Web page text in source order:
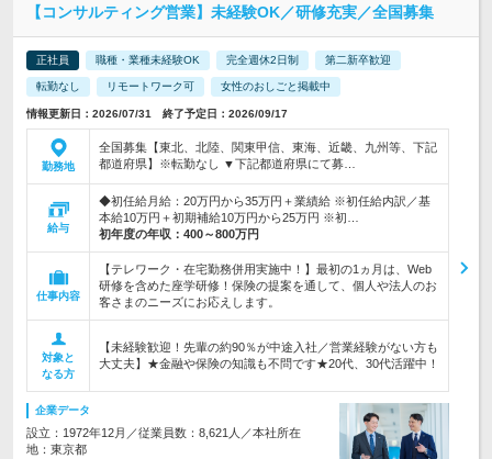
【コンサルティング営業】未経験OK／研修充実／全国募集
正社員 職種・業種未経験OK 完全週休2日制 第二新卒歓迎
転勤なし リモートワーク可 女性のおしごと掲載中
情報更新日：2026/07/31 終了予定日：2026/09/17
勤務地
全国募集【東北、北陸、関東甲信、東海、近畿、九州等、下記
都道府県】※転勤なし ▼下記都道府県にて募…
給与
◆初任給月給：20万円から35万円＋業績給 ※初任給内訳／基
本給10万円＋初期補給10万円から25万円 ※初…
初年度の年収： 400～800万円
仕事内容
【テレワーク・在宅勤務併用実施中！】最初の1ヵ月は、Web
研修を含めた座学研修！保険の提案を通して、個人や法人のお
客さまのニーズにお応えします。
対象と
なる方
【未経験歓迎！先輩の約90％が中途入社／営業経験がない方も
大丈夫】★金融や保険の知識も不問です★20代、30代活躍中！
企業データ
設立：1972年12月／従業員数：8,621人／本社所在
地：東京都